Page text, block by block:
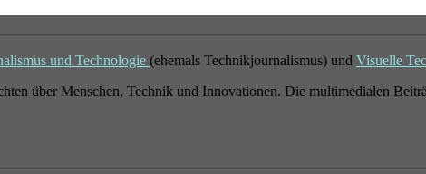
und Technologie (ehemals Technikjournalismus) und Visuelle
über Menschen, Technik und Innovationen. Die multimedialen